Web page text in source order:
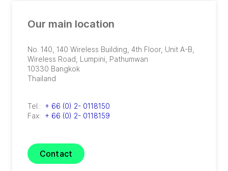
Our main location
No. 140, 140 Wireless Building, 4th Floor, Unit A-B,
Wireless Road Lumpini, Pathumwan
10330 Bangkok
Thailand
Tel.: + 66 (0) 2- 0118150
Fax: + 66 (0) 2- 0118159
Contact